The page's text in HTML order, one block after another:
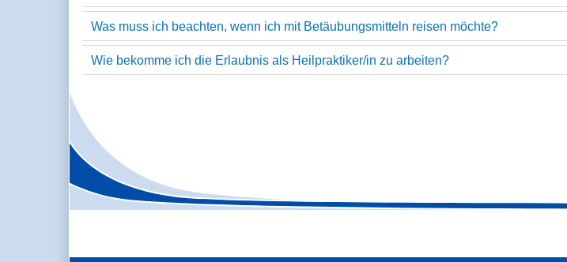
Was muss ich beachten, wenn ich mit Betäubungsmitteln reisen möchte?
Wie bekomme ich die Erlaubnis als Heilpraktiker/in zu arbeiten?